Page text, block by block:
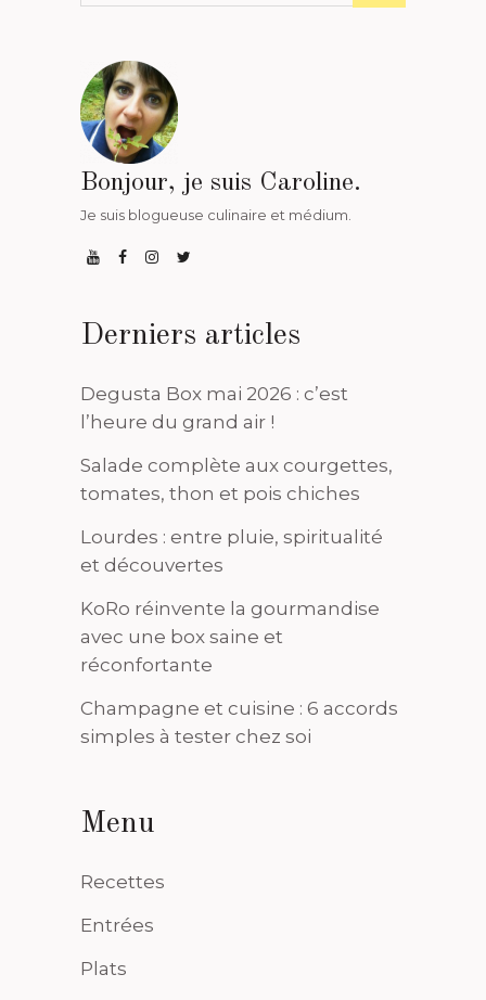
Bonjour, je suis Caroline.
Je suis blogueuse culinaire et médium.
Derniers articles
Degusta Box mai 2026 : c’est
l’heure du grand air !
Salade complète aux courgettes,
tomates, thon et pois chiches
Lourdes : entre pluie, spiritualité
et découvertes
KoRo réinvente la gourmandise
avec une box saine et
réconfortante
Champagne et cuisine : 6 accords
simples à tester chez soi
Menu
Recettes
Entrées
Plats